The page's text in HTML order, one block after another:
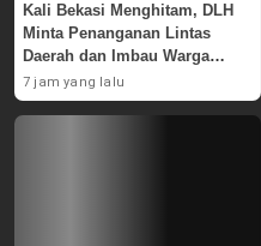
Kali Bekasi Menghitam, DLH
Minta Penanganan Lintas
Daerah dan Imbau Warga
Waspada
7 jam yang lalu